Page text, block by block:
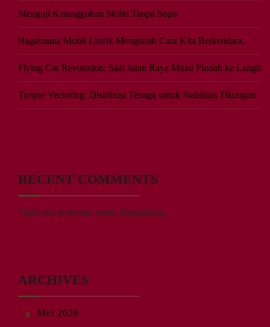
Menguji Ketangguhan Mobil Tanpa Sopir
Bagaimana Mobil Listrik Mengubah Cara Kita Berkendara.
Flying Car Revolution: Saat Jalan Raya Mulai Pindah ke Langit
Torque Vectoring: Distribusi Tenaga untuk Stabilitas Tikungan
RECENT COMMENTS
Tidak ada komentar untuk ditampilkan.
ARCHIVES
Mei 2026